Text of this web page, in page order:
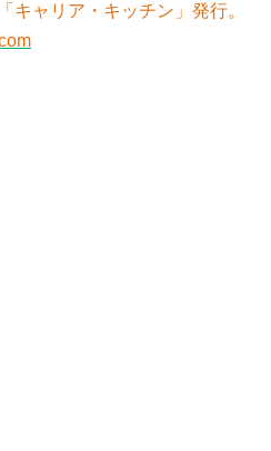
キャリア・キッチン」発行。